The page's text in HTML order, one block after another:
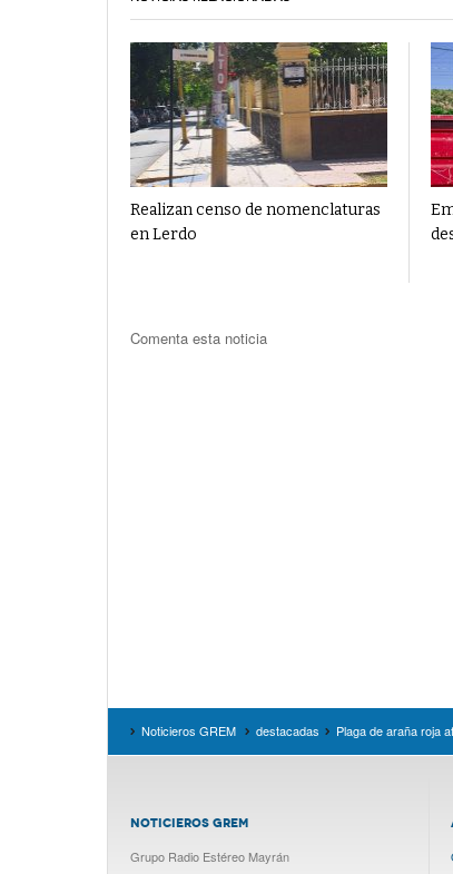
Realizan censo de nomenclaturas
en Lerdo
Comenta esta noticia
Noticieros GREM destacadas Plaga de araña roja
NOTICIEROS GREM
Grupo Radio Estéreo Mayrán